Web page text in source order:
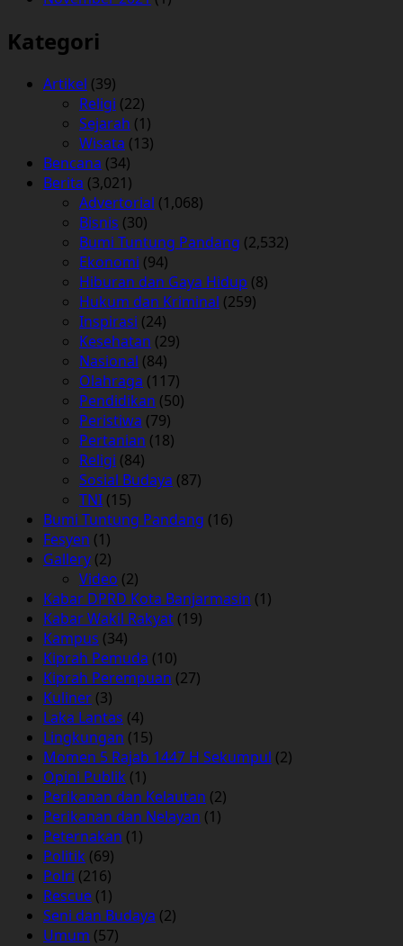
Kategori
Artikel (39)
Religi (22)
Sejarah (1)
Wisata (13)
Bencana (34)
Berita (3,021)
Advertorial (1,068)
Bisnis (30)
Bumi Tuntung Pandang (2,532)
Ekonomi (94)
Hiburan dan Gaya Hidup (8)
Hukum dan Kriminal (259)
Inspirasi (24)
Kesehatan (29)
Nasional (84)
Olahraga (117)
Pendidikan (50)
Peristiwa (79)
Pertanian (18)
Religi (84)
Sosial Budaya (87)
TNI (15)
Bumi Tuntung Pandang (16)
Fesyen (1)
Gallery (2)
Video (2)
Kabar DPRD Kota Banjarmasin (1)
Kabar Wakil Rakyat (19)
Kampus (34)
Kiprah Pemuda (10)
Kiprah Perempuan (27)
Kuliner (3)
Laka Lantas (4)
Lingkungan (15)
Momen 5 Rajab 1447 H Sekumpul (2)
Opini Publik (1)
Perikanan dan Kelautan (2)
Perikanan dan Nelayan (1)
Peternakan (1)
Politik (69)
Polri (216)
Rescue (1)
Seni dan Budaya (2)
Umum (57)